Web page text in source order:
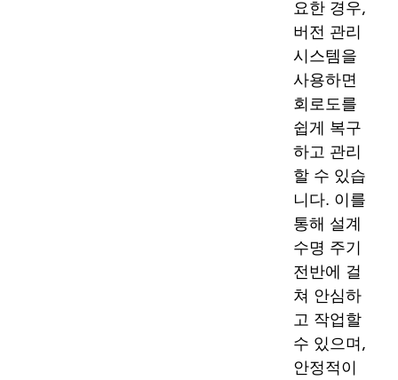
요한 경우,
버전 관리
시스템을
사용하면
회로도를
쉽게 복구
하고 관리
할 수 있습
니다. 이를
통해 설계
수명 주기
전반에 걸
쳐 안심하
고 작업할
수 있으며,
안정적이